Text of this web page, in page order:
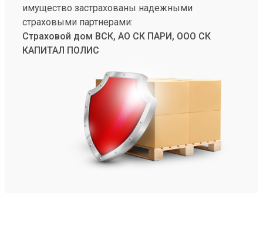
имущество застрахованы надежными
страховыми партнерами:
Страховой дом ВСК, АО СК ПАРИ, ООО СК
КАПИТАЛ ПОЛИС